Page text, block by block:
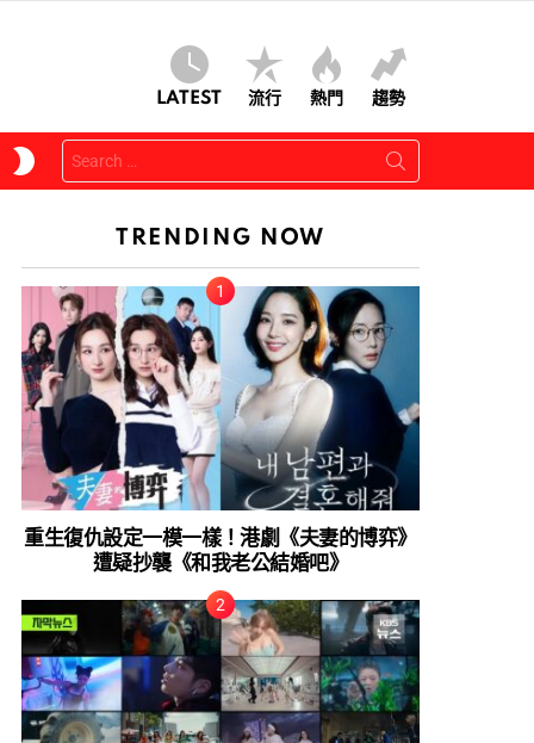
LATEST 流行 熱門 趨勢
SKIN
Search
for:
TRENDING NOW
重生復仇設定一模一樣！港劇《夫妻的博弈》
遭疑抄襲《和我老公結婚吧》